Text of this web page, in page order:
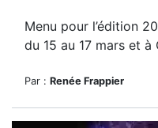
Menu pour l’édition
du 15 au 17 mars et à
Par : Renée Frappier